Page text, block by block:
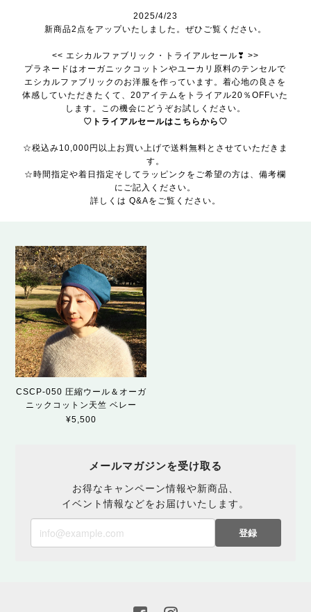
2025/4/23
新商品2点をアップいたしました。ぜひご覧ください。
<< エシカルファブリック・トライアルセール❣ >>
プラネードはオーガニックコットンやユーカリ原料のテンセルで
エシカルファブリックのお洋服を作っています。着心地の良さを
体感していただきたくて、20アイテムをトライアル20％OFFいた
します。この機会にどうぞお試しください。
♡トライアルセールはこちらから♡
☆税込み10,000円以上お買い上げで送料無料とさせていただきま
す。
☆時間指定や着日指定そしてラッピンクをご希望の方は、備考欄
にご記入ください。
詳しくは Q&Aをご覧ください。
CSCP-050 圧縮ウール＆オーガ
ニックコットン天竺 ベレー
¥5,500
メールマガジンを受け取る
お得なキャンペーン情報や新商品、
イベント情報などをお届けいたします。
登録